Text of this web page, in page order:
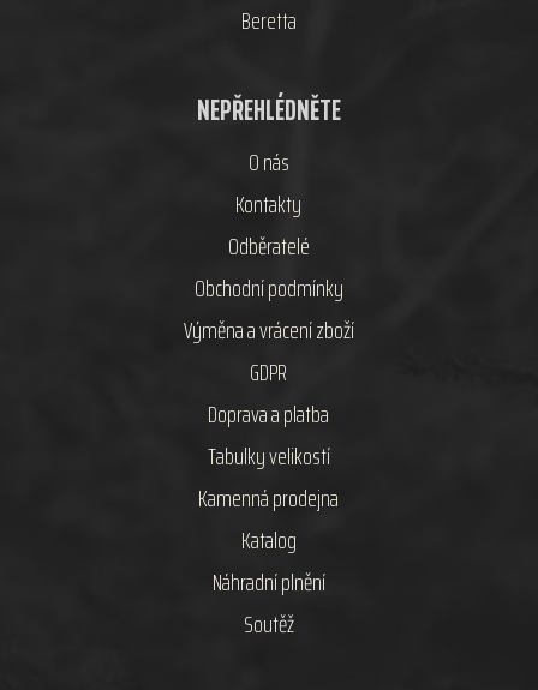
Beretta
NEPŘEHLÉDNĚTE
O nás
Kontakty
Odběratelé
Obchodní podmínky
Výměna a vrácení zboží
GDPR
Doprava a platba
Tabulky velikostí
Kamenná prodejna
Katalog
Náhradní plnění
Soutěž